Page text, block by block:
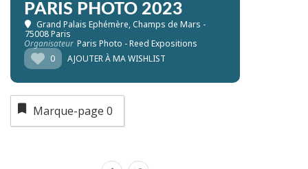
PARIS PHOTO 2023
Grand Palais Ephémère, Champs de Mars -
75008 Paris
Organisateur Paris Photo - Reed Expositions
0
AJOUTER À MA WISHLIST
Marque-page 0